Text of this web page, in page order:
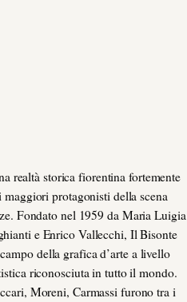
realtà storica fiorentina fortemente
protagonisti della scena
Fondato nel 1959 da Maria Luigia
e Enrico Vallecchi, Il Bisonte
della grafica d’arte a livello
riconosciuta in tutto il mondo.
Moreni, Carmassi furono tra i